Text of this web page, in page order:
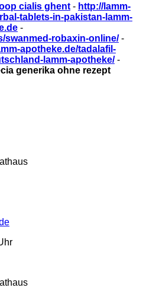
cialis ghent - http://lamm-
tablets-in-pakistan-lamm-
-
swanmed-robaxin-online/-
apotheke.de/tadalafil-
lamm-apotheke/-
generika ohne rezept